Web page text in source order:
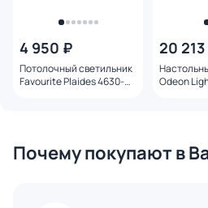
4 950 ₽
Потолочный светильник
Favourite Plaides 4630-
20
Odeon
Почему покупают в